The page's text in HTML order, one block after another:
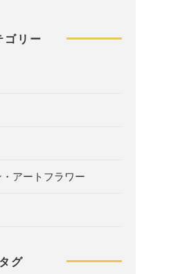
ゴリー
アートフラワー
タグ